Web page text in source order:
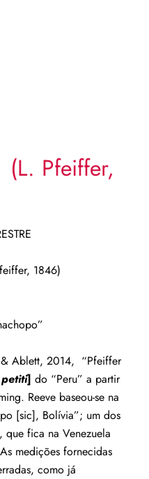
(L. Pfeiffer,
1846)
& Ablett, 2014, “Pfeiffer
] do “Peru” a partir
Reeve baseou-se na
[sic], Bolívia”; um dos
que fica na Venezuela
medições fornecidas
como já